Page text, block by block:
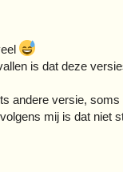
is dat deze
andere versie,
mij is dat niet